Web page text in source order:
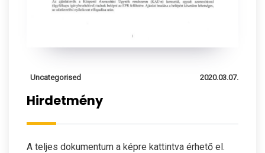
Uncategorised 2020.03.07.
Hirdetmény
A teljes dokumentum a képre kattintva érhető el.